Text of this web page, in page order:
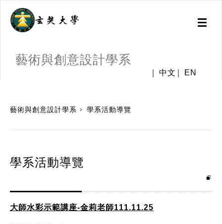
Toggle
藝術與創意設計學系
中文 EN
藝術與創意設計學系 學系活動導覽
學系活動導覽
大師水彩示範講座-金莉老師111.11.25